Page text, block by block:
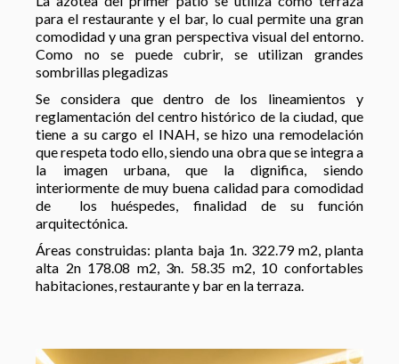
para el restaurante y el bar, lo cual permite una gran
comodidad y una gran perspectiva visual del entorno.
Como no se puede cubrir, se utilizan grandes
sombrillas plegadizas
Se considera que dentro de los lineamientos y
reglamentación del centro histórico de la ciudad, que
tiene a su cargo el INAH, se hizo una remodelación
que respeta todo ello, siendo una obra que se integra a
la imagen urbana, que la dignifica, siendo
interiormente de muy buena calidad para comodidad
de los huéspedes, finalidad de su función
arquitectónica.
Áreas construidas: planta baja 1n. 322.79 m2, planta
alta 2n 178.08 m2, 3n. 58.35 m2, 10 confortables
habitaciones, restaurante y bar en la terraza.